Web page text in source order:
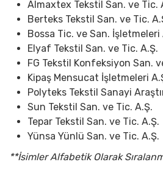
Almaxtex Tekstil San. ve Tic.
Berteks Tekstil San. ve Tic.
Bossa Tic. ve San. İşletmeleri
Elyaf Tekstil San. ve Tic. A.Ş.
FG Tekstil Konfeksiyon San.
Kipaş Mensucat İşletmeleri
Polyteks Tekstil Sanayi
Sun Tekstil San. ve Tic. A.Ş.
Tepar Tekstil San. ve Tic. A.Ş.
Yünsa Yünlü San. ve Tic. A.Ş.
**İsimler Alfabetik Olarak